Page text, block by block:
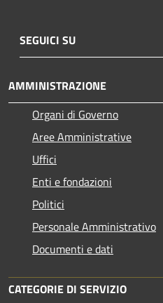
SEGUICI SU
AMMINISTRAZIONE
Organi di Governo
Aree Amministrative
Uffici
Enti e fondazioni
Politici
Personale Amministrativo
Documenti e dati
CATEGORIE DI SERVIZIO